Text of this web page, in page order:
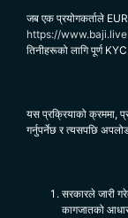
जब एक प्रयोगकर्ताले EUR
https://www.baji.live
तिनीहरूको लागि पूर्ण
यस प्रक्रियाको क्रममा,
गर्नुपर्नेछ र त्यसपछि
सरकारले जारी
कागजातको